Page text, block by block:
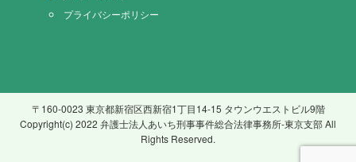
プライバシーポリシー
〒160-0023 東京都新宿区西新宿1丁目14-15 タウンウエストビル9階
Copyright(c) 2022 弁護士法人あいち刑事事件総合法律事務所-東京支部 All
Rights Reserved.